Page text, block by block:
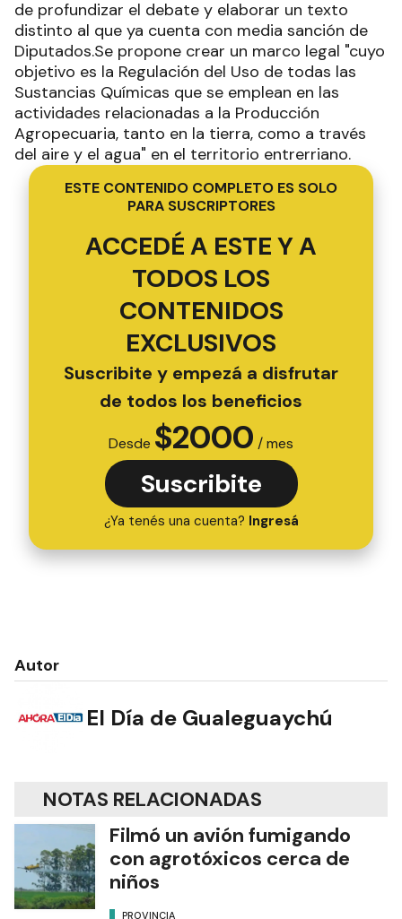
de profundizar el debate y elaborar un texto
distinto al que ya cuenta con media sanción de
Diputados.Se propone crear un marco legal "cuyo
objetivo es la Regulación del Uso de todas las
Sustancias Químicas que se emplean en las
actividades relacionadas a la Producción
Agropecuaria, tanto en la tierra, como a través
del aire y el agua" en el territorio entrerriano.
ESTE CONTENIDO COMPLETO ES SOLO
PARA SUSCRIPTORES
ACCEDÉ A ESTE Y A
TODOS LOS
CONTENIDOS
EXCLUSIVOS
Suscribite y empezá a disfrutar
de todos los beneficios
Desde $2000 / mes
Suscribite
¿Ya tenés una cuenta? Ingresá
Autor
El Día de Gualeguaychú
NOTAS RELACIONADAS
Filmó un avión fumigando
con agrotóxicos cerca de
niños
PROVINCIA